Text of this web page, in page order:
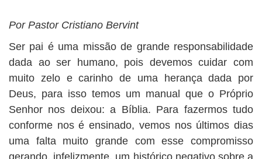
BUSCAR
Por Pastor Cristiano Bervint
Ser pai é uma missão de grande responsabilidade
dada ao ser humano, pois devemos cuidar com
muito zelo e carinho de uma herança dada por
Deus, para isso temos um manual que o Próprio
Senhor nos deixou: a Bíblia. Para fazermos tudo
conforme nos é ensinado, vemos nos últimos dias
uma falta muito grande com esse compromisso
gerando, infelizmente, um histórico negativo sobre a